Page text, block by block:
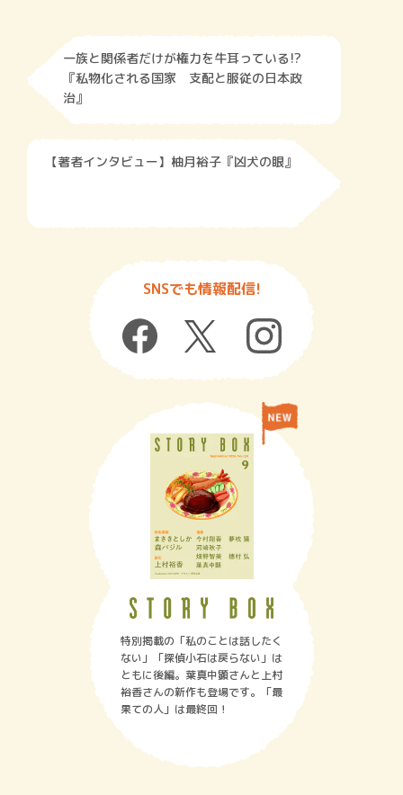
一族と関係者だけが権力を牛耳っている!?
『私物化される国家 支配と服従の日本政
治』
【著者インタビュー】柚月裕子『凶犬の眼』
SNSでも情報配信!
特別掲載の「私のことは話したく
ない」「探偵小石は戻らない」は
ともに後編。葉真中顕さんと上村
裕香さんの新作も登場です。「最
果ての人」は最終回！